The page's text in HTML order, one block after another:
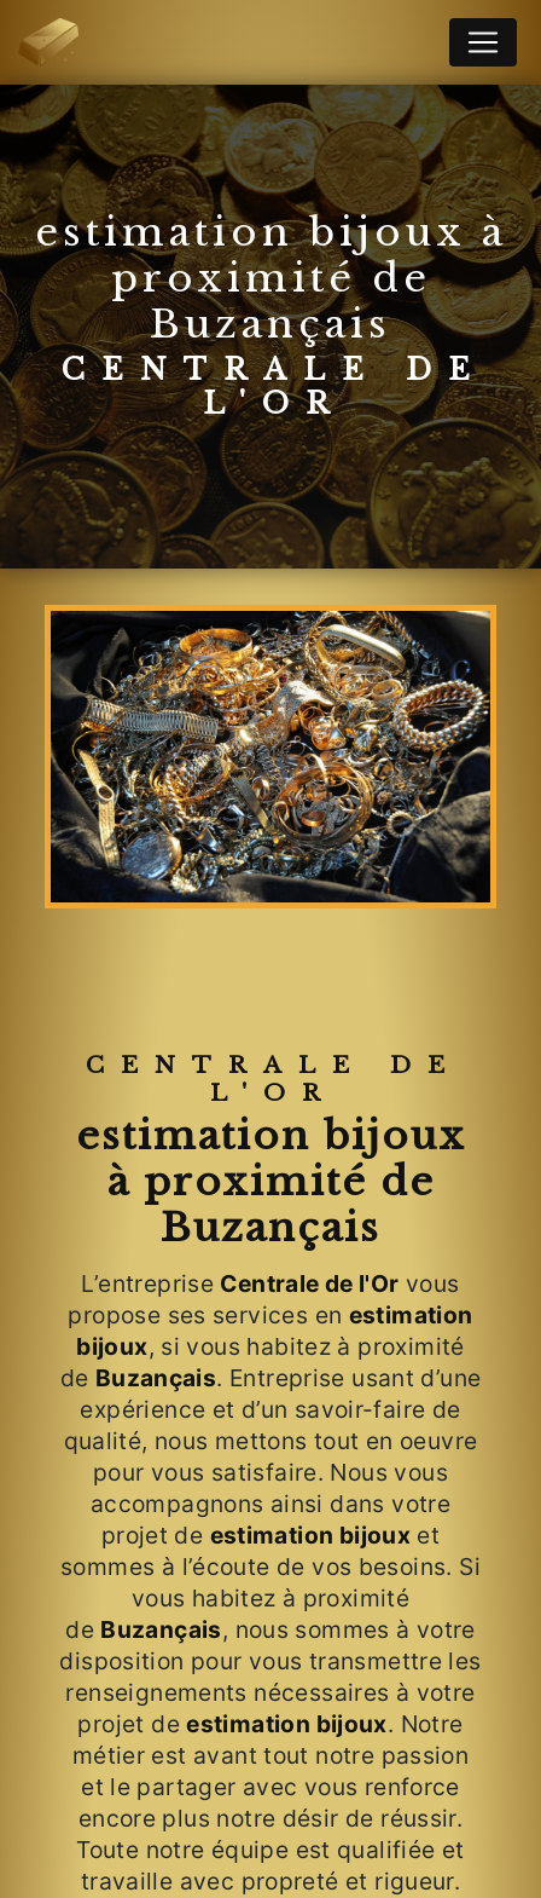
estimation bijoux à
proximité de
Buzançais
CENTRALE DE
L'OR
CENTRALE DE
L'OR
estimation bijoux
à proximité de
Buzançais
L’entreprise Centrale de l'Or vous
propose ses services en estimation
bijoux, si vous habitez à proximité
de Buzançais. Entreprise usant d’une
expérience et d’un savoir-faire de
qualité, nous mettons tout en oeuvre
pour vous satisfaire. Nous vous
accompagnons ainsi dans votre
projet de estimation bijoux et
sommes à l’écoute de vos besoins. Si
vous habitez à proximité
de Buzançais, nous sommes à votre
disposition pour vous transmettre les
renseignements nécessaires à votre
projet deestimation bijoux. Notre
métier est avant tout notre passion
et le partager avec vous renforce
encore plus notre désir de réussir.
Toute notre équipe est qualifiée et
travaille avec propreté et rigueur.
Panneau de gestion des cookies